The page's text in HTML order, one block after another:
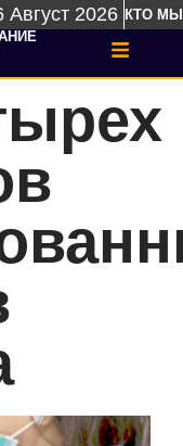
Август 2026 КТО МЫ